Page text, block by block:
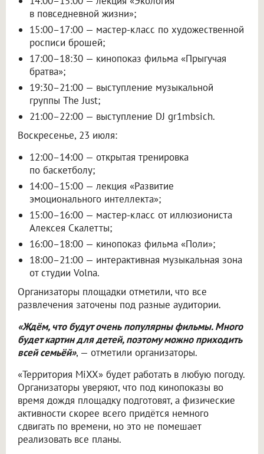
в повседневной жизни»;
15:00–17:00 — мастер-класс по художественной
росписи брошей;
17:00–18:30 — кинопоказ фильма «Прыгучая
братва»;
19:30–21:00 — выступление музыкальной
группы The Just;
21:00–22:00 — выступление DJ gr1mbsich.
Воскресенье, 23 июля:
12:00–14:00 — открытая тренировка
по баскетболу;
14:00–15:00 — лекция «Развитие
эмоционального интеллекта»;
15:00–16:00 — мастер-класс от иллюзиониста
Алексея Скалетты;
16:00–18:00 — кинопоказ фильма «Поли»;
18:00–21:00 — интерактивная музыкальная зона
от студии Volna.
Организаторы площадки отметили, что все
развлечения заточены под разные аудитории.
«Ждём, что будут очень популярны фильмы. Много
будет картин для детей, поэтому можно приходить
всей семьёй», — отметили организаторы.
«Территория MiXX» будет работать в любую погоду.
Организаторы уверяют, что под кинопоказы во
время дождя площадку подготовят, а физические
активности скорее всего придётся немного
сдвигать по времени, но это не помешает
реализовать все планы.